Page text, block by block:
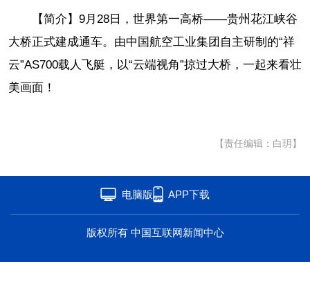
联盟 心理 老年
【简介】9月28日，世界第一高桥——贵州花江峡谷
大桥正式建成通车。由中国航空工业集团自主研制的“祥
云”AS700载人飞艇，以“云端视角”掠过大桥，一起来看壮
美画面！
【责任编辑：白玥】
电脑版 APP下载
版权所有 中国互联网新闻中心